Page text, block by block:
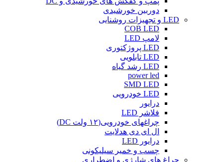
دوربین خورشیدی
LED و تجهیزات روشنایی
COB LED
لامپ LED
LED پروژکتوری
LED تابلویی
LED رشد گیاه
power led
SMD LED
LED خودرویی
درایور
فلاشر LED
چراغهای خودرویی(۱۲ ولت DC)
ال ای دی هدلایت
درایور LED
چسب و خمیر سیلیکونی
چراغ های شارژی و اضطراری